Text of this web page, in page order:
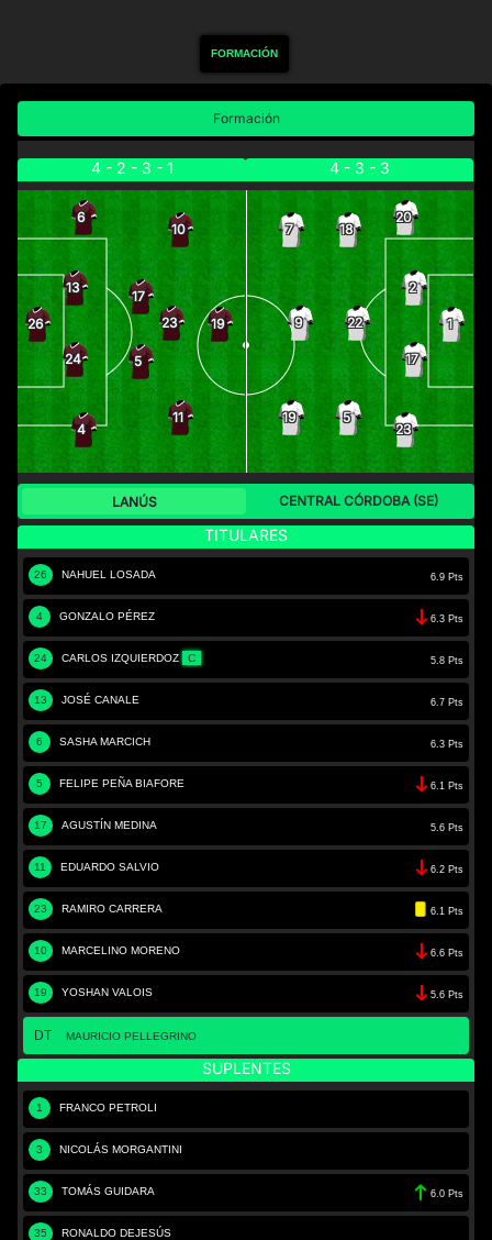
FORMACIÓN
Formación
4 - 2 - 3 - 1
26
6
13
24
4
17
5
10
23
11
19
4 - 3 - 3
1
20
2
17
23
18
22
5
7
9
19
LANÚS CENTRAL CÓRDOBA (SE)
TITULARES
26 NAHUEL LOSADA 6.9 Pts
4 GONZALO PÉREZ 6.3 Pts
24 CARLOS IZQUIERDOZ C 5.8 Pts
13 JOSÉ CANALE 6.7 Pts
6 SASHA MARCICH 6.3 Pts
5 FELIPE PEÑA BIAFORE 6.1 Pts
17 AGUSTÍN MEDINA 5.6 Pts
11 EDUARDO SALVIO 6.2 Pts
23 RAMIRO CARRERA 6.1 Pts
10 MARCELINO MORENO 6.6 Pts
19 YOSHAN VALOIS 5.6 Pts
DT MAURICIO PELLEGRINO
SUPLENTES
1 FRANCO PETROLI
3 NICOLÁS MORGANTINI
33 TOMÁS GUIDARA 6.0 Pts
35 RONALDO DEJESÚS